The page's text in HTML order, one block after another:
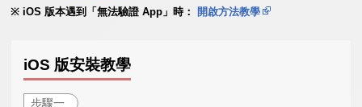
iOS 版本遇到「無法驗證 App」時：
開啟方法教學
iOS 版安裝教學
步驟一